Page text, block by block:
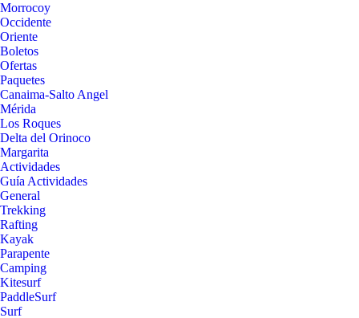
Morrocoy
Occidente
Oriente
Boletos
Ofertas
Paquetes
Canaima-Salto Angel
Mérida
Los Roques
Delta del Orinoco
Margarita
Actividades
Guía Actividades
General
Trekking
Rafting
Kayak
Parapente
Camping
Kitesurf
PaddleSurf
Surf